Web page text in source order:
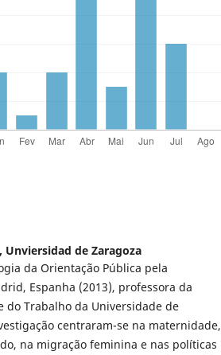
Unviersidad de Zaragoza
da Orientação Pública pela
Espanha (2013), professora da
do Trabalho da Universidade de
centraram-se na maternidade,
na migração feminina e nas políticas